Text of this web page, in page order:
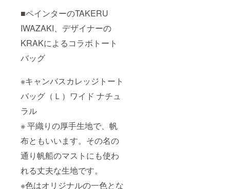
■ペインターのTAKERU
IWAZAKI、デザイナーの
KRAKによるコラボトート
バッグ
※キャンバスカレッジトート
バッグ（Ｌ）ワイド ナチュ
ラル
※ 平織りの厚手生地で、帆
布ともいいます。その名の
通り帆船のマストにも使わ
れる丈夫な生地です。
※色はオリジナルの一色とな